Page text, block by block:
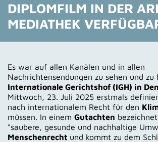
DIPLOMFILM IN DER
MEDIATHEK
Es war auf allen Kanälen und in allen
Nachrichtensendungen zu sehen und zu
Internationale Gerichtshof (IGH) in
Mittwoch, 23. Juli 2025 erstmals
nach internationalem Recht für den
müssen. In einem Gutachten
"saubere, gesunde und nachhaltige
Menschenrecht und kommt zu dem